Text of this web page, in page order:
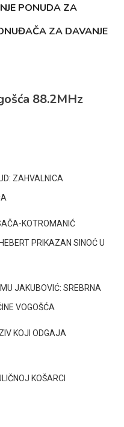
PONUDA ZA
ZA DAVANJE
88.2MHz
ZAHVALNICA
KOTROMANIĆ
PRIKAZAN SINOĆ U
JAKUBOVIĆ: SREBRNA
VOGOŠĆA
KOJI ODGAJA
KOŠARCI